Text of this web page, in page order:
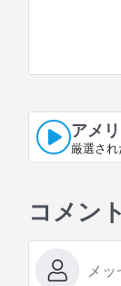
アメ
厳選さ
コメント